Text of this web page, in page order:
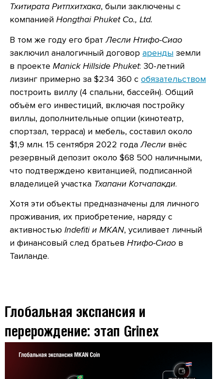
Тхитирата Ритпхитхака, были заключены с
компанией Hongthai Phuket Co., Ltd.
В том же году его братЛесли Нтифо-Сиао
заключил аналогичный договор аренды земли
в проекте Manick Hillside Phuket: 30-летний
лизинг примерно за $234 360 с обязательством
построить виллу (4 спальни, бассейн). Общий
объём его инвестиций, включая постройку
виллы, дополнительные опции (кинотеатр,
спортзал, терраса) и мебель, составил около
$1,9 млн. 15 сентября 2022 годаЛесли внёс
резервный депозит около $68 500 наличными,
что подтверждено квитанцией, подписанной
владелицей участка Тхапани Котчапакди.
Хотя эти объекты предназначены для личного
проживания, их приобретение, наряду с
активностью Indefiti и MKAN, усиливает личный
и финансовый след братьев Нтифо-Сиао в
Таиланде.
Глобальная экспансия и
перерождение: этап Grinex